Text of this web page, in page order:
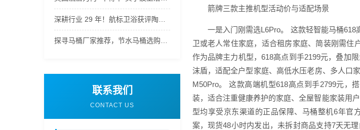
联系我们
CONTACT US
箭牌三款主推机型活动价与适配场景
一是入门刚需选L6Pro。 这款轻智能马桶
卫或老人常住家庭，适合租房家庭、简装刚需住
作为品牌主力机型，618高点到手2199元，叠加
沫盾，适配全户型家庭、高低水压老房、多人口
M50Pro。 这款高端机型618高点到手2799元，
装，适合注重健康养护的家庭、全屋智能家装用
型均享受京东渠道的正品保障、马桶整机6年官
案，现货48小时内发出，未拆封商品支持7天无